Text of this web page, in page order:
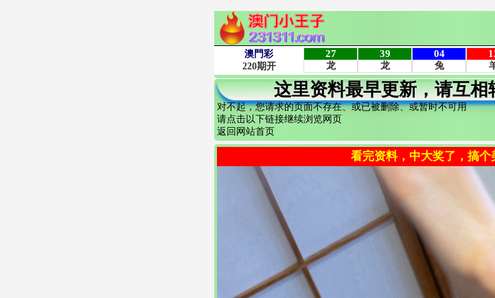
这里资料最早更新，请互
对不起，您请求的页面不存在、或已被删除、或暂时不可用
请点击以下链接继续浏览网页
返回网站首页
看完资料，中大奖了，搞个